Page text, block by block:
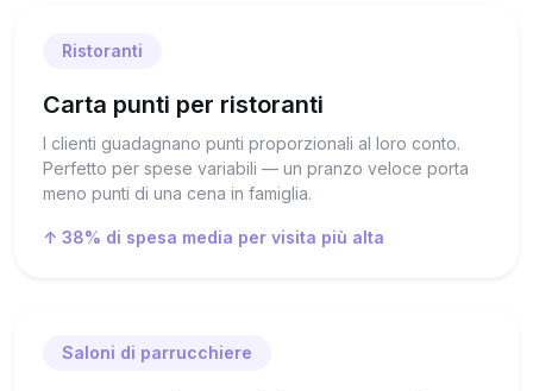
Ristoranti
Carta punti per ristoranti
I clienti guadagnano punti proporzionali al loro conto.
Perfetto per spese variabili — un pranzo veloce porta
meno punti di una cena in famiglia.
↑ 38% di spesa media per visita più alta
Saloni di parrucchiere